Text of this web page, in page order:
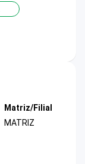
Matriz/Filial
MATRIZ